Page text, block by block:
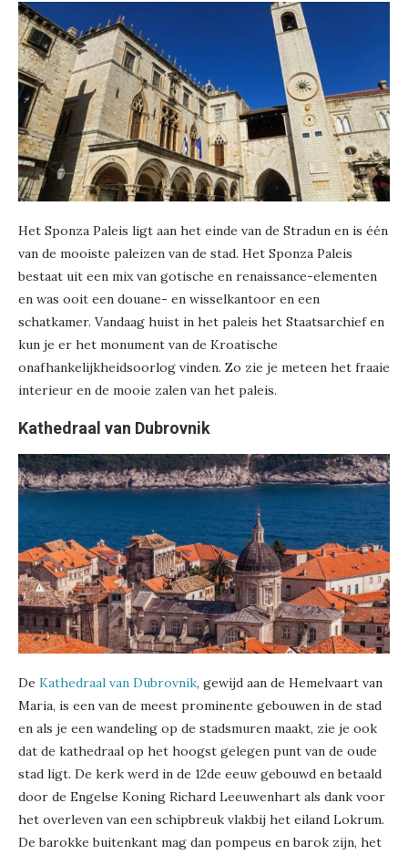
Het Sponza Paleis ligt aan het einde van de Stradun en is één
van de mooiste paleizen van de stad. Het Sponza Paleis
bestaat uit een mix van gotische en renaissance-elementen
en was ooit een douane- en wisselkantoor en een
schatkamer. Vandaag huist in het paleis het Staatsarchief en
kun je er het monument van de Kroatische
onafhankelijkheidsoorlog vinden. Zo zie je meteen het fraaie
interieur en de mooie zalen van het paleis.
Kathedraal van Dubrovnik
De Kathedraal van Dubrovnik, gewijd aan de Hemelvaart van
Maria, is een van de meest prominente gebouwen in de stad
en als je een wandeling op de stadsmuren maakt, zie je ook
dat de kathedraal op het hoogst gelegen punt van de oude
stad ligt. De kerk werd in de 12de eeuw gebouwd en betaald
door de Engelse Koning Richard Leeuwenhart als dank voor
het overleven van een schipbreuk vlakbij het eiland Lokrum.
De barokke buitenkant mag dan pompeus en barok zijn, het